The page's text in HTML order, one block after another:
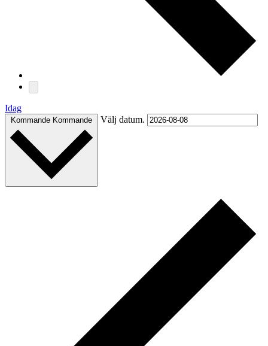
Idag
Kommande Kommande Välj datum.